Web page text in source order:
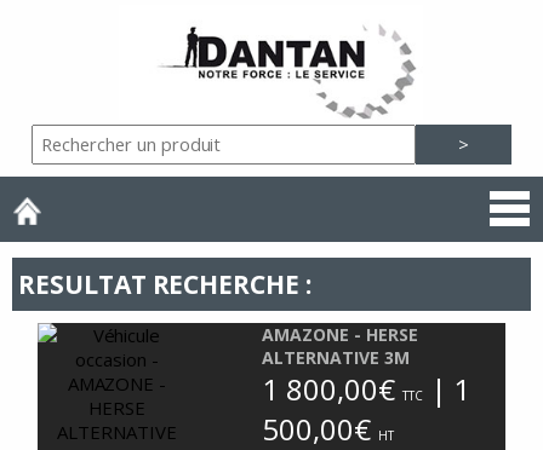
RESULTAT RECHERCHE :
AMAZONE - HERSE
ALTERNATIVE 3M
1 800,00€TTC| 1
500,00€ HT